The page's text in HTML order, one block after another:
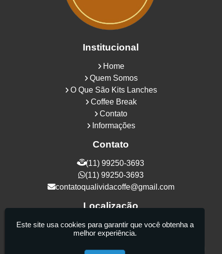
Institucional
Home
Quem Somos
O Que São Kits Lanches
Coffee Break
Contato
Informações
Contato
(11) 99250-3693
(11) 99250-3693
contatoqualividacoffe@gmail.com
Localização
Rua Samurais, 27 - Vila Maria Alta - São
Paulo / SP - CEP: 02130-080
Este site usa cookies para garantir que você obtenha a
melhor experiência.